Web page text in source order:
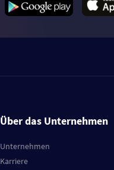
Über das Unternehmen
Unternehmen
Karriere